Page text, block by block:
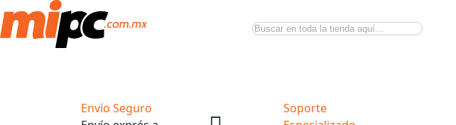
Buscar
Envío Seguro
Soporte